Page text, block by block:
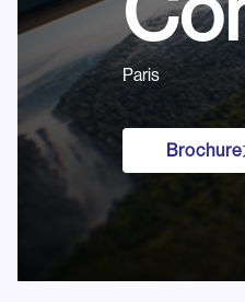
Paris
Brochure